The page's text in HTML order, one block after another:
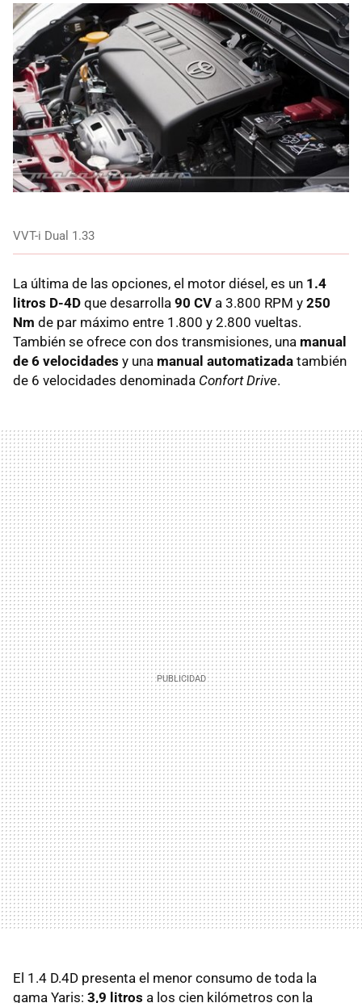
VVT-i Dual 1.33
La última de las opciones, el motor diésel, es un 1.4
litros D-4D que desarrolla 90 CV a 3.800 RPM y 250
Nm de par máximo entre 1.800 y 2.800 vueltas.
También se ofrece con dos transmisiones, una manual
de 6 velocidades y una manual automatizada también
de 6 velocidades denominada Confort Drive.
El 1.4 D.4D presenta el menor consumo de toda la
gama Yaris: 3,9 litros a los cien kilómetros con la